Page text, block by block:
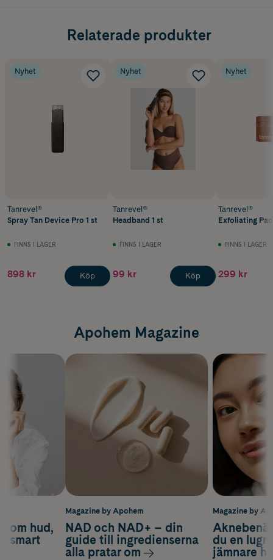
Relaterade produkter
Nyhet
Tanrevel®
Spray Tan Device Pro 1 st
FINNS I LAGER
898 kr Köp
Nyhet
Tanrevel®
Headband 1 st
FINNS I LAGER
99 kr Köp
Nyhet
Tanrevel®
Exfoliating
FINNS I LAGER
299 kr
Apohem Magazine
Magazine by
du en
jämnare
om hud,
smart
Magazine by Apohem
NAD och NAD+ – din
guide till ingredienserna
alla pratar om